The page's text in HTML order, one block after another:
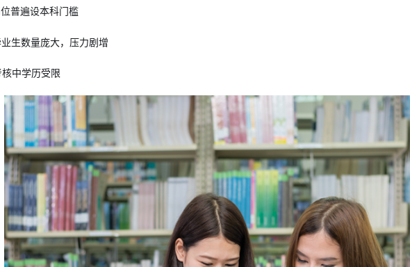
普遍设本科门槛
生数量庞大，压力剧增
中学历受限